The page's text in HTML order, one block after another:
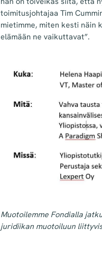
toimitusjohtajaa Tim
mietimme, miten kesti näin
elämään ne vaikuttavat”.
Muotoilemme Fondialla
juridiikan muotoiluun